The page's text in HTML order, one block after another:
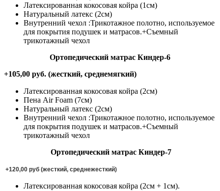
Латексированная кокосовая койра (1см)
Натуральный латекс (2см)
Внутренний чехол :Трикотажное полотно, используемое
для покрытия подушек и матрасов.+Съемный
трикотажный чехол
Ортопедический матрас Киндер-6
+105,00 руб. (жесткий, среднемягкий)
Латексированная кокосовая койра (2см)
Пена Air Foam (7см)
Натуральный латекс (2см)
Внутренний чехол :Трикотажное полотно, используемое
для покрытия подушек и матрасов.+Съемный
трикотажный чехол
Ортопедический матрас Киндер-7
+120,00 руб (жесткий, среднежесткий)
Латексированная кокосовая койра (2см + 1см).